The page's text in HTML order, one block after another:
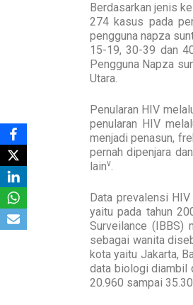
Berdasarkan jenis
274 kasus pada
pengguna napza
15-19, 30-39 dan
Pengguna Napza
Utara.
Penularan HIV
penularan HIV
menjadi penasun,
pernah dipenjara
lainv.
Data prevalensi
yaitu pada tahun
Surveilance (IBBS)
sebagai wanita
kota yaitu Jakarta,
data biologi diambil
20.960 sampai